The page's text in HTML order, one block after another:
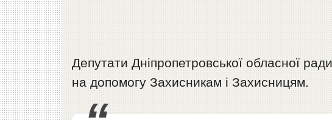
Депутати Дніпропетровської обласної
на допомогу Захисникам і Захисницям.